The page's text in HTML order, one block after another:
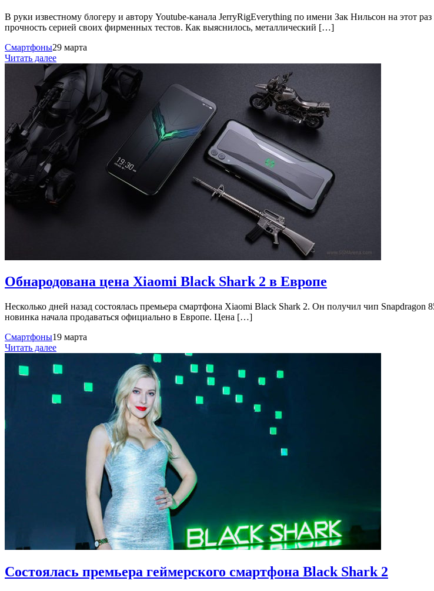
В руки известному блогеру и автору Youtube-канала JerryRigEverything по имени Зак Нильсон на этот
прочность серией своих фирменных тестов. Как выяснилось, металлический […]
Смартфоны29 марта
Читать далее
Обнародована цена Xiaomi Black Shark 2 в Европе
Несколько дней назад состоялась премьера смартфона Xiaomi Black Shark 2. Он получил чип
новинка начала продаваться официально в Европе. Цена […]
Смартфоны19 марта
Читать далее
Состоялась премьера геймерского смартфона Black Shark 2